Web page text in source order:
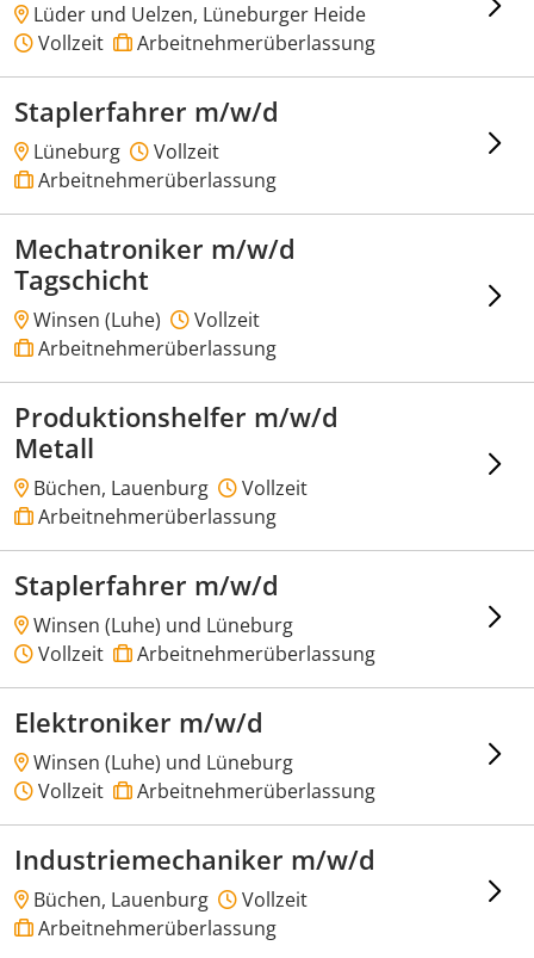
Lüder und Uelzen, Lüneburger Heide
Vollzeit
Arbeitnehmerüberlassung
Staplerfahrer m/w/d
Lüneburg
Vollzeit
Arbeitnehmerüberlassung
Mechatroniker m/w/d
Tagschicht
Winsen (Luhe)
Vollzeit
Arbeitnehmerüberlassung
Produktionshelfer m/w/d
Metall
Büchen, Lauenburg
Vollzeit
Arbeitnehmerüberlassung
Staplerfahrer m/w/d
Winsen (Luhe) und Lüneburg
Vollzeit
Arbeitnehmerüberlassung
Elektroniker m/w/d
Winsen (Luhe) und Lüneburg
Vollzeit
Arbeitnehmerüberlassung
Industriemechaniker m/w/d
Büchen, Lauenburg
Vollzeit
Arbeitnehmerüberlassung